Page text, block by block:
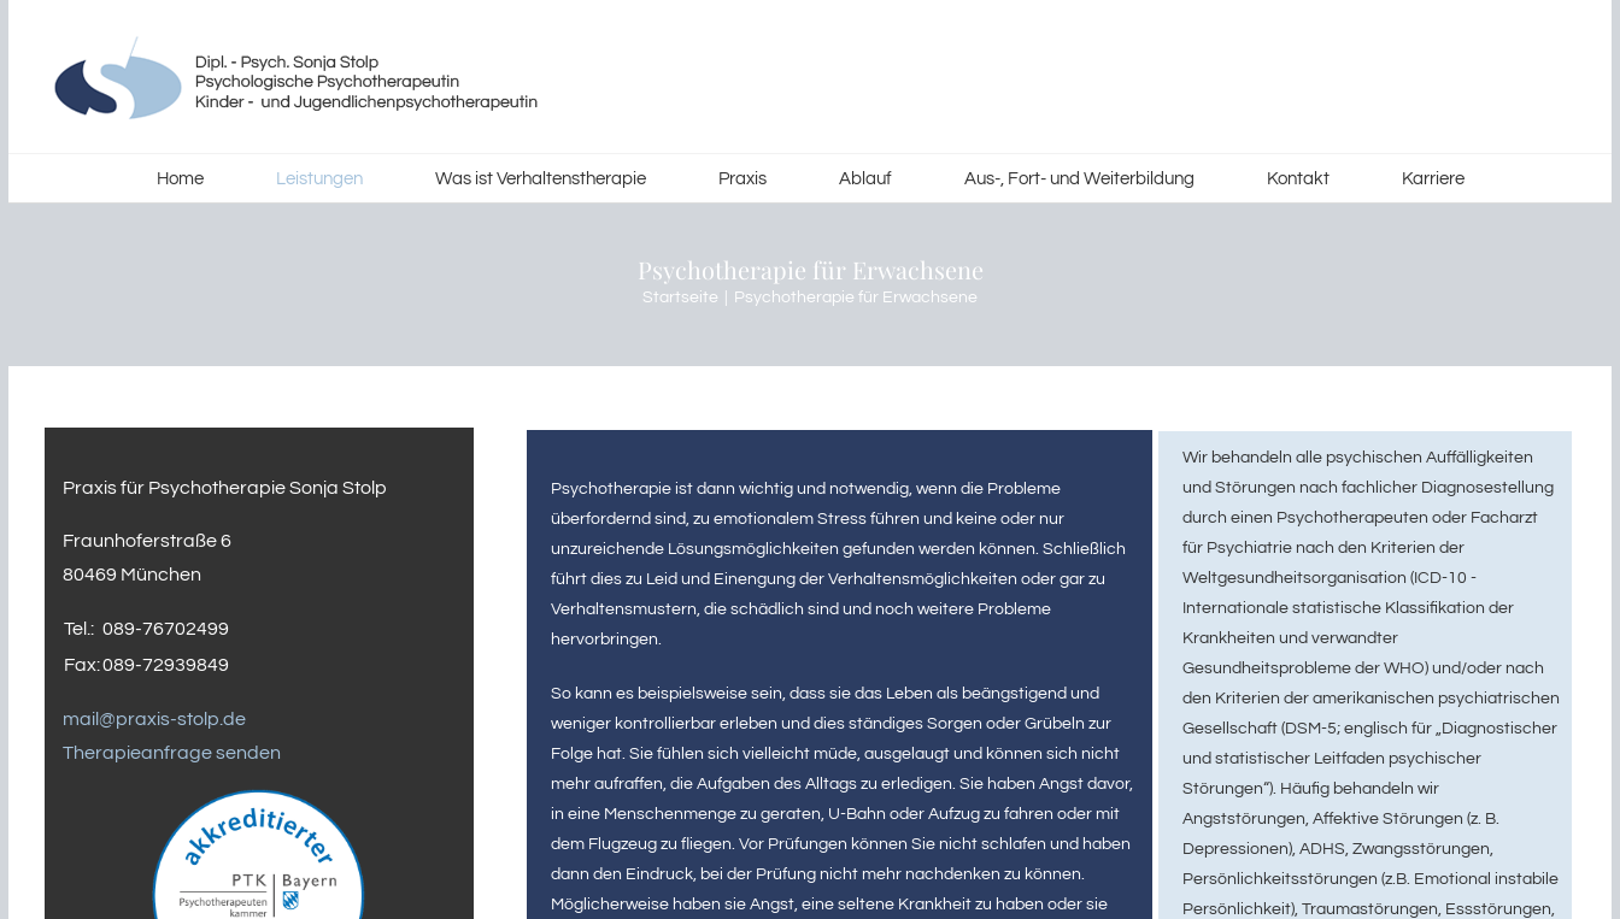
springen
Home Leistungen Was ist Verhaltenstherapie Praxis Ablauf Aus-, Fort- und Weiterbildung Kontakt Karriere
Psychotherapie für Erwachsene
Startseite Psychotherapie für Erwachsene
Psychotherapie ist dann wichtig und notwendig, wenn die Probleme
überfordernd sind, zu emotionalem Stress führen und keine oder nur
unzureichende Lösungsmöglichkeiten gefunden werden können. Schließlich
führt dies zu Leid und Einengung der Verhaltensmöglichkeiten oder gar zu
Verhaltensmustern, die schädlich sind und noch weitere Probleme
hervorbringen.
So kann es beispielsweise sein, dass sie das Leben als beängstigend und
weniger kontrollierbar erleben und dies ständiges Sorgen oder Grübeln zur
Folge hat. Sie fühlen sich vielleicht müde, ausgelaugt und können sich nicht
mehr aufraffen, die Aufgaben des Alltags zu erledigen. Sie haben Angst davor,
in eine Menschenmenge zu geraten, U-Bahn oder Aufzug zu fahren oder mit
dem Flugzeug zu fliegen. Vor Prüfungen können Sie nicht schlafen und haben
dann den Eindruck, bei der Prüfung nicht mehr nachdenken zu können.
Möglicherweise haben sie Angst, eine seltene Krankheit zu haben oder sie
Wir behandeln alle psychischen Auffälligkeiten
und Störungen nach fachlicher Diagnosestellung
durch einen Psychotherapeuten oder Facharzt
für Psychiatrie nach den Kriterien der
Weltgesundheitsorganisation (ICD-10 -
Internationale statistische Klassifikation der
Krankheiten und verwandter
Gesundheitsprobleme der WHO) und/oder nach
den Kriterien der amerikanischen psychiatrischen
Gesellschaft (DSM-5; englisch für „Diagnostischer
und statistischer Leitfaden psychischer
Störungen“). Häufig behandeln wir
Angststörungen, Affektive Störungen (z. B.
Depressionen), ADHS, Zwangsstörungen,
Persönlichkeitsstörungen (z.B. Emotional instabile
Persönlichkeit), Traumastörungen, Essstörungen,
Praxis für Psychotherapie Sonja Stolp
Fraunhoferstraße 6
80469 München
Tel.: 089-76702499
Fax:089-72939849
mail@praxis-stolp.de
Therapieanfrage senden